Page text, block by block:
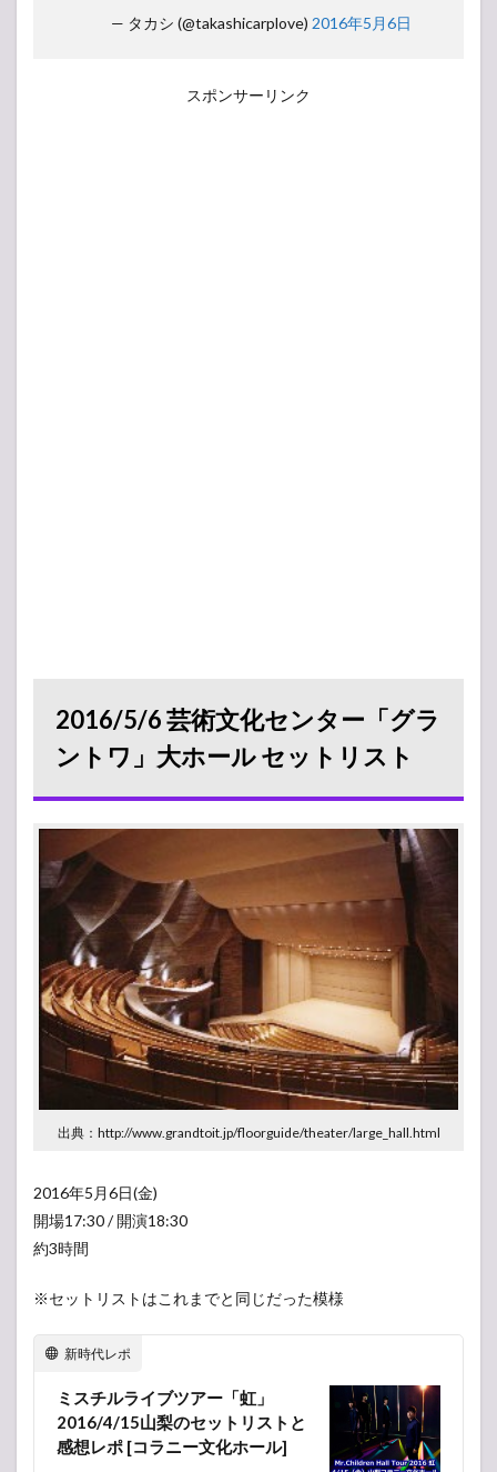
— タカシ (@takashicarplove) 2016年5月6日
スポンサーリンク
2016/5/6 芸術文化センター「グラ
ントワ」大ホール セットリスト
出典：http://www.grandtoit.jp/floorguide/theater/large_hall.html
2016年5月6日(金)
開場17:30 / 開演18:30
約3時間
※セットリストはこれまでと同じだった模様
新時代レポ
ミスチルライブツアー「虹」
2016/4/15山梨のセットリストと
感想レポ [コラニー文化ホール]